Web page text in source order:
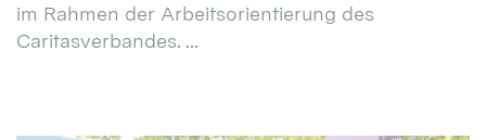
im Rahmen der Arbeitsorientierung des
Caritasverbandes. ...